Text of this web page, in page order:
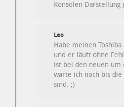
Konsolen Darstellung
Leo
Habe meinen Toshiba
und er läuft ohne
ist bei den neuen um
warte ich noch bis
sind. ;)